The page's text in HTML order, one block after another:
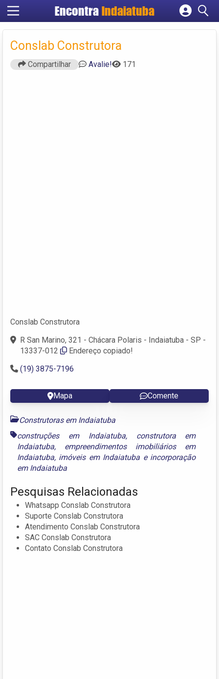
Encontra Indaiatuba
Cadastrar empresa
Criar conta
Conslab Construtora
Compartilhar Avalie! 171
Conslab Construtora
R San Marino, 321 - Chácara Polaris - Indaiatuba - SP -
13337-012
Endereço copiado!
(19) 3875-7196
Mapa Comente
Construtoras em Indaiatuba
construções em Indaiatuba, construtora em
Indaiatuba, empreendimentos imobiliários em
Indaiatuba, imóveis em Indaiatuba e incorporação
em Indaiatuba
Pesquisas Relacionadas
Whatsapp Conslab Construtora
Suporte Conslab Construtora
Atendimento Conslab Construtora
SAC Conslab Construtora
Contato Conslab Construtora